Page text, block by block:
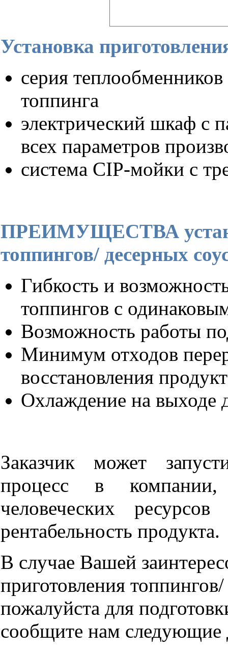
Установка
серия
топпинга
электрический шкаф с
всех параметров
система CIP-мойки с
ПРЕИМУЩЕСТВА
топпингов/ десерных
Гибкость и
топпингов с
Возможность работы
Минимум отходов
восстановления
Охлаждение на выходе
Заказчик может
процесс в компании,
человеческих
рентабельность продукта.
В случае Вашей
приготовления
пожалуйста для
сообщите нам следующие